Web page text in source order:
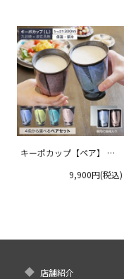
キーポカップ【ペア】 ラ
9,900円(税込)
店舗紹介